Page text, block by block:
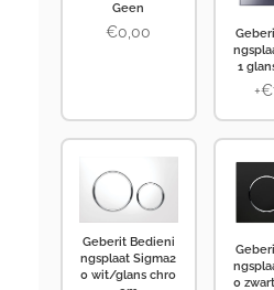
Geen
€0,00
1
Geberit Bedieni
ngsplaat Sigma2
0 wit/glans chro
0